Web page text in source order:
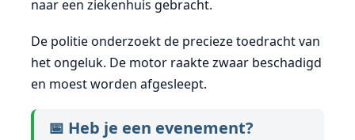
naar een ziekenhuis gebracht.
De politie onderzoekt de precieze toedracht van
het ongeluk. De motor raakte zwaar beschadigd
en moest worden afgesleept.
📅 Heb je een evenement?